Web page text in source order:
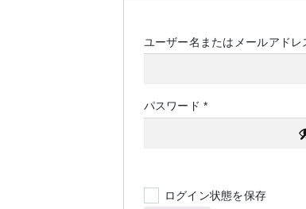
ユーザー名またはメールアドレ
パスワード*必
須
ログイン状態を保存